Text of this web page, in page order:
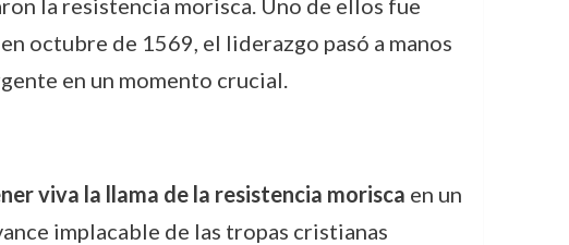
la resistencia morisca. Uno de ellos fue
octubre de 1569, el liderazgo pasó a manos
en un momento crucial.
viva la llama de la resistencia morisca en un
implacable de las tropas cristianas